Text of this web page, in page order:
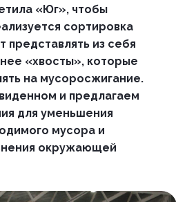
«Юг», чтобы
сортировка
представлять из себя
«хвосты», которые
на мусоросжигание.
и предлагаем
для уменьшения
мусора и
окружающей